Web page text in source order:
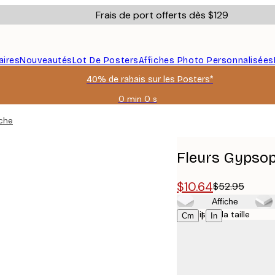
Frais de port offerts dès $129
NouveautésLot De PostersAffiches Photo Personnalisées
40% de rabais sur les Posters*
0 min 0 s
Valable
Fleurs
$10.64$52.95
Affiche
Cm | In
Choisissez la taille